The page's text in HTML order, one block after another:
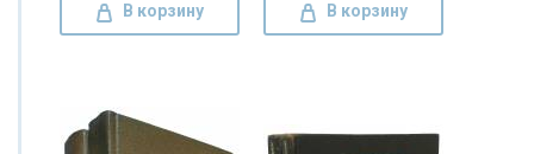
В корзину В корзину